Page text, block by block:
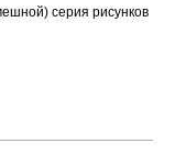
серия рисунков